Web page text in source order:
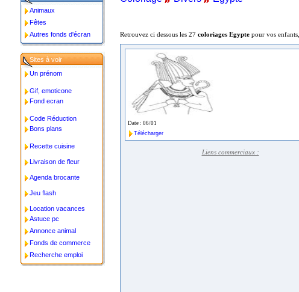
Retrouvez ci dessous les 27 coloriages Egypte pour vos enfants,
Date : 06/01
Télécharger
Liens commerciaux :
Animaux
Fêtes
Autres fonds d'écran
Sites à voir
Un prénom
Gif, emoticone
Fond ecran
Code Réduction
Bons plans
Recette cuisine
Livraison de fleur
Agenda brocante
Jeu flash
Location vacances
Astuce pc
Annonce animal
Fonds de commerce
Recherche emploi